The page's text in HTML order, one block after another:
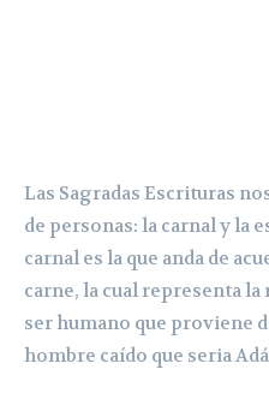
Las Sagradas Escrituras
de personas: la carnal y la
carnal es la que anda de
carne, la cual representa
ser humano que proviene
hombre caído que seria